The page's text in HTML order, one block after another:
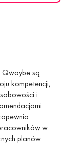
Qwaybe są
kompetencji,
i
w
planów